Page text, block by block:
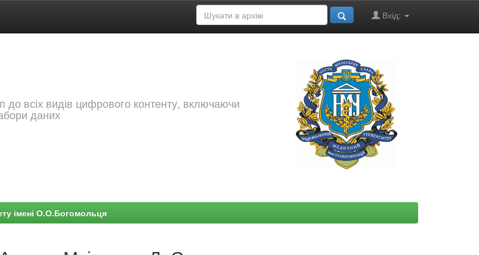
Вхід:
до всіх видів цифрового контенту, включаючи
даних
імені О.О.Богомольця